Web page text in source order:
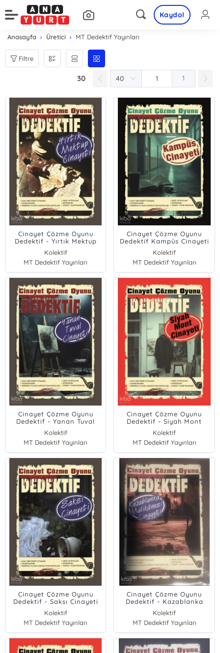
Kaydol
Anasayfa Üretici MT Dedektif Yayınları
Filtre
30 1
Cinayet Çözme Oyunu
Dedektif - Yırtık Mektup
Cinayeti
Kolektif
MT Dedektif Yayınları
Cinayet Çözme Oyunu
Dedektif Kampüs Cinayeti
Kolektif
MT Dedektif Yayınları
Cinayet Çözme Oyunu
Dedektif - Yanan Tuval
Cinayeti
Kolektif
MT Dedektif Yayınları
Cinayet Çözme Oyunu
Dedektif - Siyah Mont
Cinayeti
Kolektif
MT Dedektif Yayınları
Cinayet Çözme Oyunu
Dedektif - Saksı Cinayeti
Kolektif
MT Dedektif Yayınları
Cinayet Çözme Oyunu
Dedektif - Kazablanka
Malikanesi Cinayeti
Kolektif
MT Dedektif Yayınları